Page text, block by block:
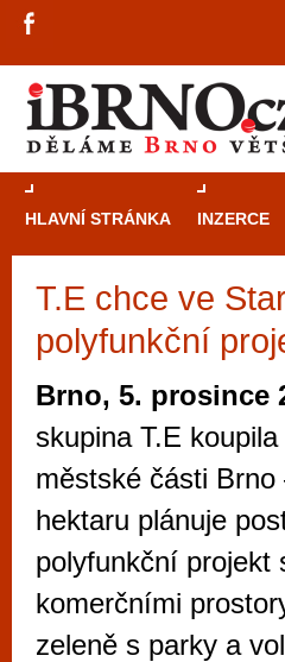
HLAVNÍ STRÁNKA INZERCE
T.E chce ve
polyfunkční
Brno, 5. prosince
skupina T.E
městské části
hektaru plánuje
polyfunkční projekt
komerčními
zeleně s parky a
Mimo jiné je ale také
vyzkoušet různé
metropoli naleznete
po moderní
příležitostné hráče.